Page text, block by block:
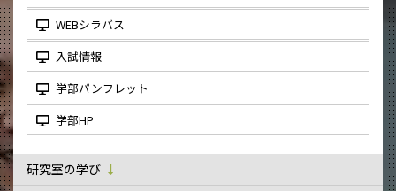
WEBシラバス
入試情報
学部パンフレット
学部HP
研究室の学び